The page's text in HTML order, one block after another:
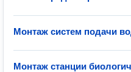
Монтаж систем подачи
Монтаж станции